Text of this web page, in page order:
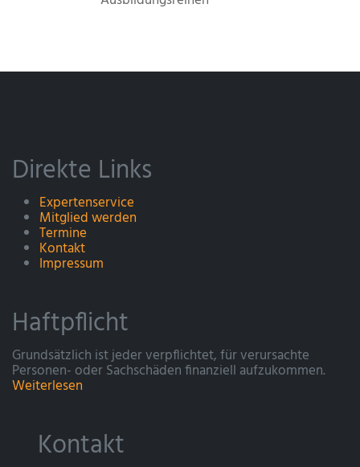
Direkte Links
Expertenservice
Mitglied werden
Termine
Kontakt
Impressum
Haftpflicht
Grundsätzlich ist jeder verpflichtet, für verursachte
Personen- oder Sachschäden finanziell aufzukommen.
Weiterlesen
Kontakt